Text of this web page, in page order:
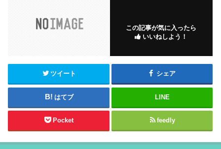
この記事が気に入ったら
いいねしよう！
ツイート シェア
はてブ LINE
Pocket feedly